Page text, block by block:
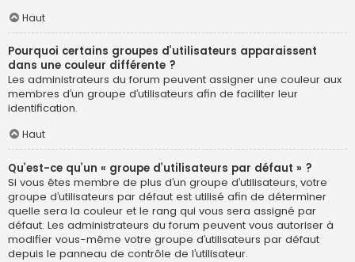
Haut
Pourquoi certains groupes d’utilisateurs apparaissent
dans une couleur différente ?
Les administrateurs du forum peuvent assigner une couleur aux
membres d’un groupe d’utilisateurs afin de faciliter leur
identification.
Haut
Qu’est-ce qu’un « groupe d’utilisateurs par défaut » ?
Si vous êtes membre de plus d’un groupe d’utilisateurs, votre
groupe d’utilisateurs par défaut est utilisé afin de déterminer
quelle sera la couleur et le rang qui vous sera assigné par
défaut. Les administrateurs du forum peuvent vous autoriser à
modifier vous-même votre groupe d’utilisateurs par défaut
depuis le panneau de contrôle de l’utilisateur.